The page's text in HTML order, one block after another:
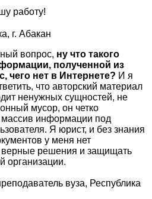
работу!
г. Абакан
вопрос, ну что такого
полученной из
чего нет в Интернете? И я
что авторский материал
ненужных сущностей, не
мусор, он четко
массив информации под
Я юрист, и без знания
у меня нет
верные решения и защищать
организации.
вуза, Республика